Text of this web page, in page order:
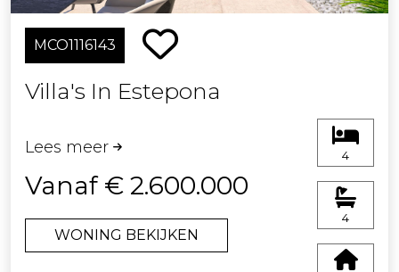
MCO1116143
Villa's In Estepona
Lees meer
Vanaf € 2.600.000
WONING BEKIJKEN
4
4